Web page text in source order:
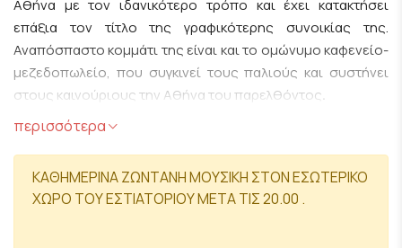
Αθήνα με τον ιδανικότερο τρόπο και έχει κατακτήσει
επάξια τον τίτλο της γραφικότερης συνοικίας της.
Αναπόσπαστο κομμάτι της είναι και το ομώνυμο καφενείο-
μεζεδοπωλείο, που συγκινεί τους παλιούς και συστήνει
στους καινούριους την Αθήνα του παρελθόντος
Τα Αναφιώτικα
υποδέχονται καθημερινά, από νωρίς το πρωί, για έναν
παραδοσιακό και αρωματικό καφέ σε ένα ονειρικό σκηνικό.
Από το μεσημέρι και μετά, τα τραπέζια γεμίζουν ποτά,
περισσότερα
ΚΑΘΗΜΕΡΙΝΑ ΖΩΝΤΑΝΗ ΜΟΥΣΙΚΗ ΣΤΟΝ ΕΣΩΤΕΡΙΚΟ
ΧΩΡΟ ΤΟΥ ΕΣΤΙΑΤΟΡΙΟΥ ΜΕΤΑ ΤΙΣ 20.00 .